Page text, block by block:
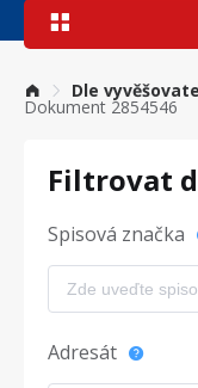
Hlavní
Dle
Dokument 2854546
Filtrovat
Spisová značka
Adresát